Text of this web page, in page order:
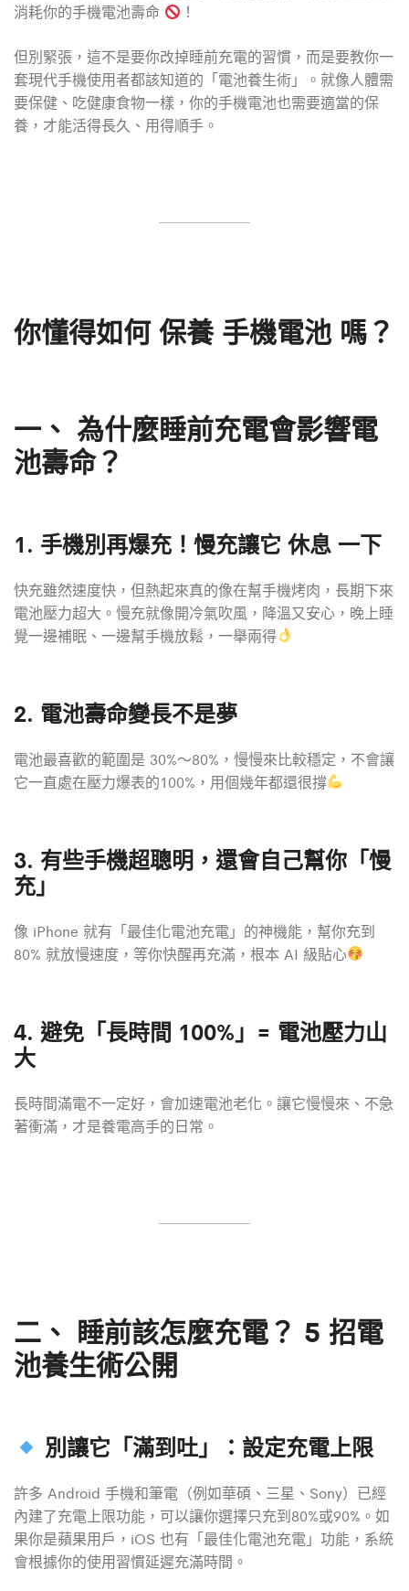
消耗你的手機電池壽命
！
但別緊張，這不是要你改掉睡前充電的習慣，而是要教你一
套現代手機使用者都該知道的「電池養生術」。就像人體需
要保健、吃健康食物一樣，你的手機電池也需要適當的保
養，才能活得長久、用得順手。
你懂得如何 保養 手機電池 嗎？
一、 為什麼睡前充電會影響電
池壽命？
1. 手機別再爆充！慢充讓它 休息 一下
快充雖然速度快，但熱起來真的像在幫手機烤肉，長期下來
電池壓力超大。慢充就像開冷氣吹風，降溫又安心，晚上睡
覺一邊補眠、一邊幫手機放鬆，一舉兩得
2. 電池壽命變長不是夢
電池最喜歡的範圍是 30%～80%，慢慢來比較穩定，不會讓
它一直處在壓力爆表的100%，用個幾年都還很撐
3. 有些手機超聰明，還會自己幫你「慢
充」
像 iPhone 就有「最佳化電池充電」的神機能，幫你充到
80% 就放慢速度，等你快醒再充滿，根本 AI 級貼心
4. 避免「長時間 100%」= 電池壓力山
大
長時間滿電不一定好，會加速電池老化。讓它慢慢來、不急
著衝滿，才是養電高手的日常。
二、 睡前該怎麼充電？ 5 招電
池養生術公開
別讓它「滿到吐」：設定充電上限
許多 Android 手機和筆電（例如華碩、三星、Sony）已經
內建了充電上限功能，可以讓你選擇只充到80%或90%。如
果你是蘋果用戶，iOS 也有「最佳化電池充電」功能，系統
會根據你的使用習慣延遲充滿時間。